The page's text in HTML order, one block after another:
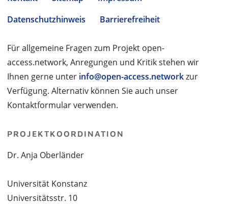
Datenschutzhinweis
Barrierefreiheit
Für allgemeine Fragen zum Projekt open-
access.network, Anregungen und Kritik stehen wir
Ihnen gerne unter info@open-access.networkzur
Verfügung. Alternativ können Sie auch unser
Kontaktformular verwenden.
PROJEKTKOORDINATION
Dr. Anja Oberländer
Universität Konstanz
Universitätsstr. 10